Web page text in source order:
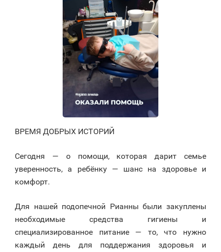
ВРЕМЯ ДОБРЫХ ИСТОРИЙ
Сегодня — о помощи, которая дарит семье
уверенность, а ребёнку — шанс на здоровье и
комфорт.
Для нашей подопечной Рианны были закуплены
необходимые средства гигиены и
специализированное питание — то, что нужно
каждый день для поддержания здоровья и